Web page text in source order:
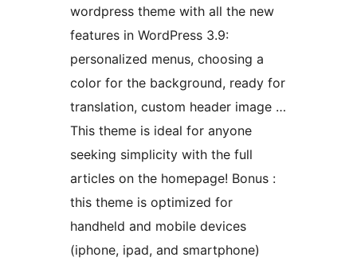
wordpress theme with all the new
features in WordPress 3.9:
personalized menus, choosing a
color for the background, ready for
translation, custom header image …
This theme is ideal for anyone
seeking simplicity with the full
articles on the homepage! Bonus :
this theme is optimized for
handheld and mobile devices
(iphone, ipad, and smartphone)